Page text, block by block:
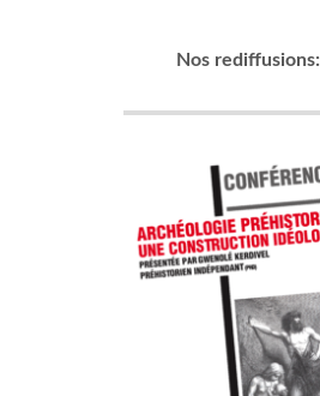
Nos rediffusions: